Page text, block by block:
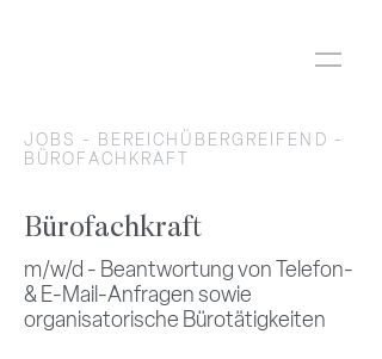
JOBS - BEREICHÜBERGREIFEND -
BÜROFACHKRAFT
Bürofachkraft
m/w/d - Beantwortungvon Telefon-
& E-Mail-Anfragen sowie
organisatorische Bürotätigkeiten